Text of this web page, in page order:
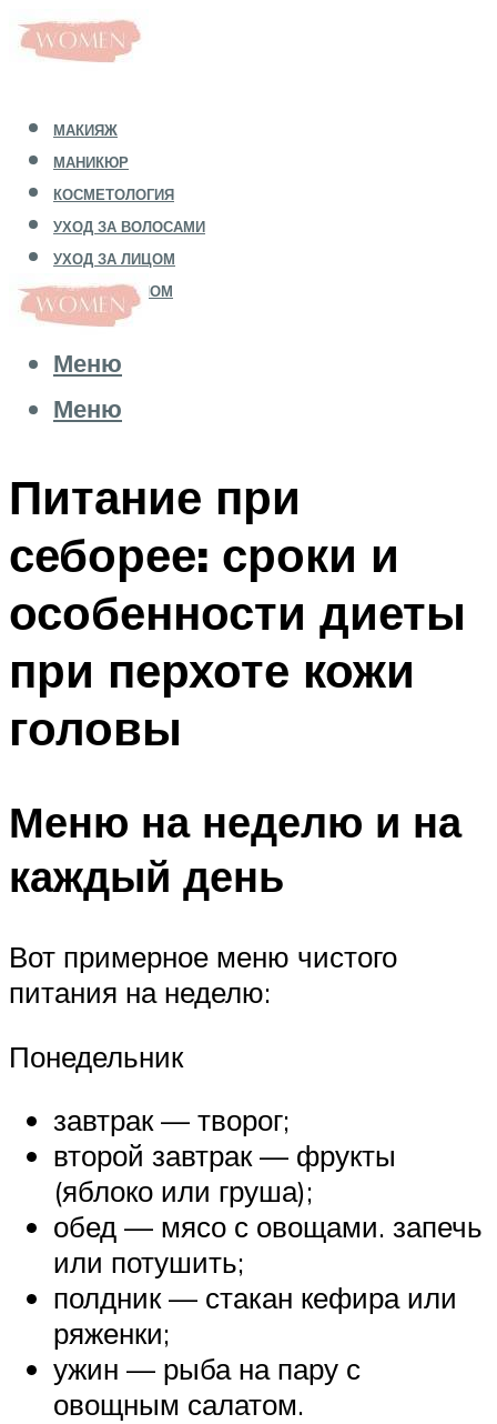
МАКИЯЖ
МАНИКЮР
КОСМЕТОЛОГИЯ
УХОД ЗА ВОЛОСАМИ
УХОД ЗА ЛИЦОМ
УХОД ЗА ТЕЛОМ
Меню
Меню
Питание при
себорее: сроки и
особенности диеты
при перхоте кожи
головы
Меню на неделю и на
каждый день
Вот примерное меню чистого
питания на неделю:
Понедельник
завтрак — творог;
второй завтрак — фрукты
(яблоко или груша);
обед — мясо с овощами. запечь
или потушить;
полдник — стакан кефира или
ряженки;
ужин — рыба на пару с
овощным салатом.